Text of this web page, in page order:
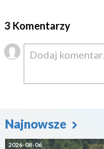
3 Komentarzy
Najnowsze
2026-08-06